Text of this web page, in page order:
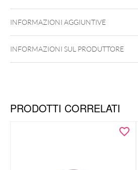
INFORMAZIONI AGGIUNTIVE
Filetto Interno
INFORMAZIONI SUL PRODUTTORE
PRODOTTI CORRELATI